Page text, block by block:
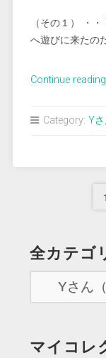
（その１） ・
へ遊びに来たの
Continue reading
Category: Yさ
ー
全カテゴ
マイコレ